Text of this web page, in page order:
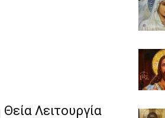
Λειτουργία